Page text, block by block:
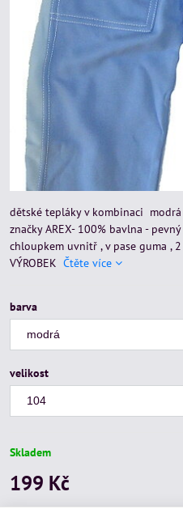
dětské tepláky v kombinaci
značky AREX- 100% bavlna -
chloupkem uvnitř , v pase guma , 2
VÝROBEK Čtěte více
barva
velikost
Skladem
199 Kč